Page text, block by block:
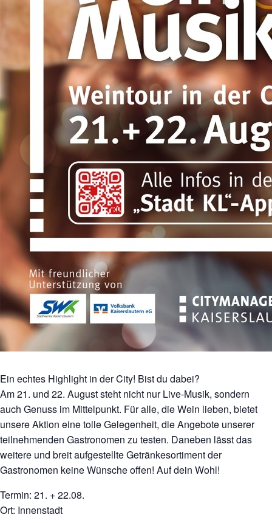
Ein echtes Highlight in der City! Bist du dabei?
Am 21. und 22. August steht nicht nur Live-Musik, sondern
auch Genuss im Mittelpunkt. Für alle, die Wein lieben, bietet
unsere Aktion eine tolle Gelegenheit, die Angebote unserer
teilnehmenden Gastronomen zu testen. Daneben lässt das
weitere und breit aufgestellte Getränkesortiment der
Gastronomen keine Wünsche offen! Auf dein Wohl!
Termin: 21. + 22.08.
Ort: Innenstadt